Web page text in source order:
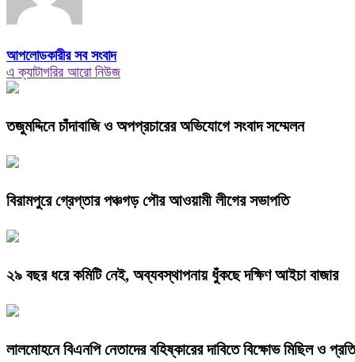
আপলোডকারীর সব সংবাদ
এ ক্যাটাগরির আরো নিউজ
তজুমদ্দিনে চাঁদাবাজি ও অপপ্রচারের অভিযোগে সংবাদ সম্মেলন
বিরামপুরে গ্রেপ্তার পঞ্চগড় পৌর আওয়ামী লীগের সভাপতি
২৯ বছর ধরে কমিটি নেই, অব্যবস্থাপনায় ধুঁকছে দক্ষিণ আইচা বাজার
লালমোহনে বিএনপি নেতাদের বহিষ্কারের দাবিতে বিক্ষোভ মিছিল ও